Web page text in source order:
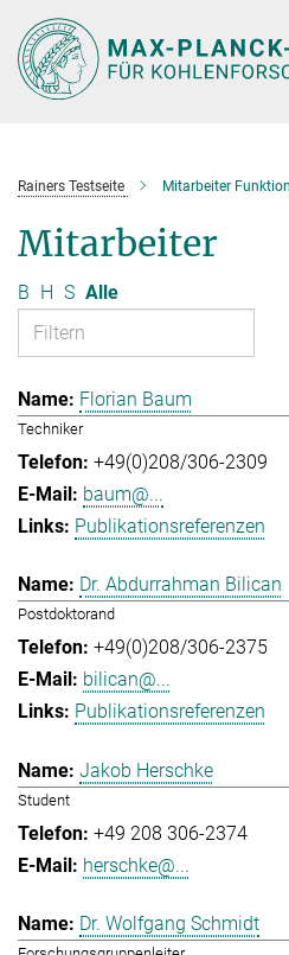
Hauptinhalt
Rainers Testseite Mitarbeiter
Mitarbeiter
B H S Alle
Florian Baum
Techniker
+49(0)208/306-2309
baum@...
Publikationsreferenzen
Dr. Abdurrahman Bilican
Postdoktorand
+49(0)208/306-2375
bilican@...
Publikationsreferenzen
Jakob Herschke
Student
+49 208 306-2374
herschke@...
Dr. Wolfgang Schmidt